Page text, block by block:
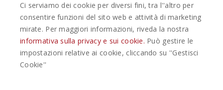
VIAGGI GUATEMALA -OFFERTE VIAGGI ISLANDA -OFFERTE VIAGGI
OFFERTE VIAGGI MAURITIUS OFFERTE VIAGGI MESSICO
OFFERTE VIAGGI NORVEGIA- OFFERTE VIAGGI PORTOGALLO-
OFFERTE VIAGGI SEYCHELLES-OFFERTE VIAGGI SPAGNA-OFFERTE
EASYWEEKS TOUR OPERATOR © 2026 COPYRIGHT EASYWEEK. TUTTI I DIRITTI
RISERVATI |
Ci serviamo dei cookie per diversi fini, tra l''altro per
consentire funzioni del sito web e attività di marketing
mirate. Per maggiori informazioni, riveda la nostra
informativa sulla privacy e sui cookie. Può gestire le
impostazioni relative ai cookie, cliccando su ''Gestisci
Cookie''